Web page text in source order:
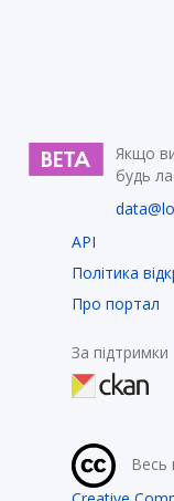
Якщо
будь
API
Політика
Про портал
За підтримки
Весь